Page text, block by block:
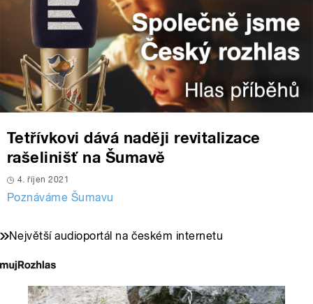
Tetřívkovi dává naději revitalizace
rašelinišť na Šumavě
4. říjen 2021
Poznáváme Šumavu
Největší audioportál na českém internetu